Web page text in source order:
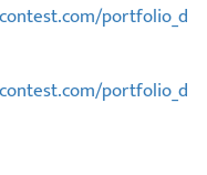
portfolio_d
portfolio_d